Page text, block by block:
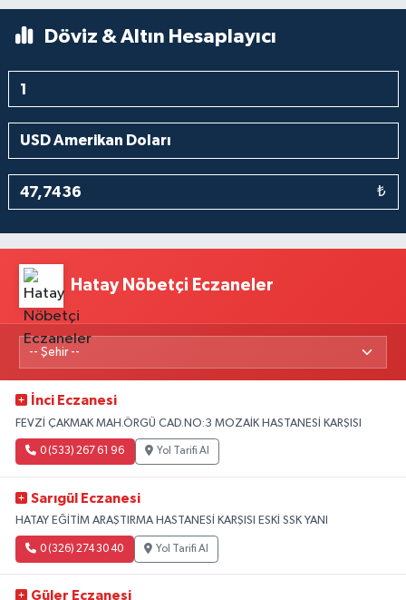
Döviz & Altın Hesaplayıcı
₺
Hatay Nöbetçi Eczaneler
İnci Eczanesi
FEVZİ ÇAKMAK MAH.ÖRGÜ CAD.NO:3 MOZAİK HASTANESİ KARŞISI
0 (533) 267 61 96 Yol Tarifi Al
Sarıgül Eczanesi
HATAY EĞİTİM ARAŞTIRMA HASTANESİ KARŞISI ESKİ SSK YANI
0 (326) 274 30 40 Yol Tarifi Al
Güler Eczanesi